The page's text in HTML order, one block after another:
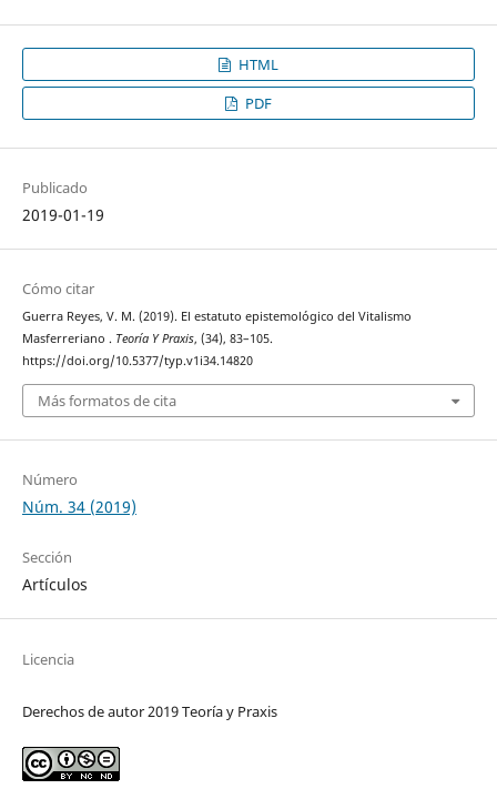
HTML
PDF
Publicado
2019-01-19
Cómo citar
Guerra Reyes, V. M. (2019). El estatuto epistemológico del Vitalismo
Masferreriano . Teoría Y Praxis, (34), 83–105.
https://doi.org/10.5377/typ.v1i34.14820
Más formatos de cita
Número
Núm. 34 (2019)
Sección
Artículos
Licencia
Derechos de autor 2019 Teoría y Praxis